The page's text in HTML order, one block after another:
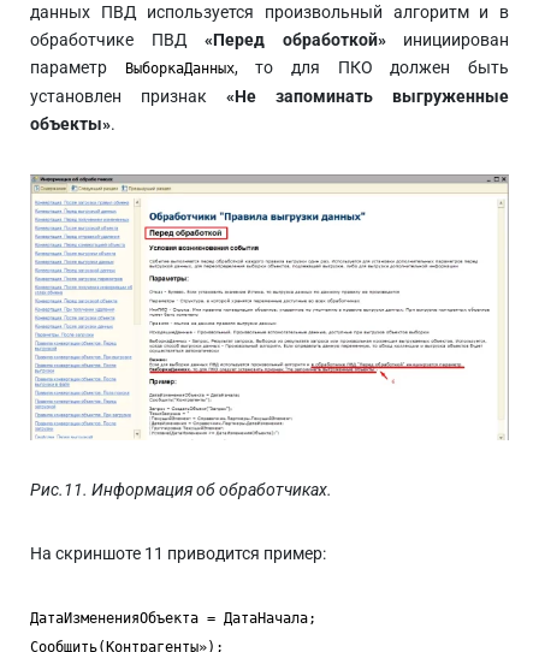
данных ПВД используется произвольный алгоритм и в
обработчике ПВД «Перед обработкой»инициирован
параметр
ВыборкаДанных, то для ПКО должен быть
установлен признак «Не запоминать выгруженные
объекты».
Рис.11. Информация об обработчиках.
На скриншоте 11 приводится пример:
ДатаИзмененияОбъекта = ДатаНачала;
Сообщить(Контрагенты»);